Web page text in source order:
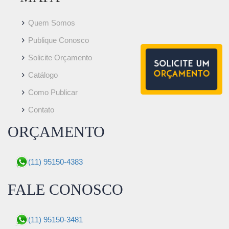
Quem Somos
Publique Conosco
Solicite Orçamento
Catálogo
Como Publicar
Contato
ORÇAMENTO
(11) 95150-4383
FALE CONOSCO
(11) 95150-3481